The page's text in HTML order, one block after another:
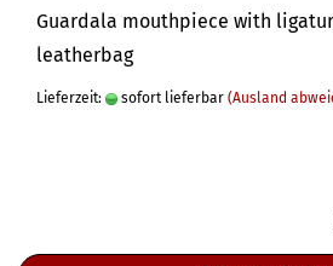
Guardala mouthpiece with
leatherbag
Lieferzeit: sofort lieferbar (Ausland